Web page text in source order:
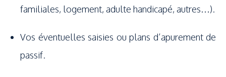
familiales, logement, adulte handicapé, autres…).
Vos éventuelles saisies ou plans d’apurement de
passif.